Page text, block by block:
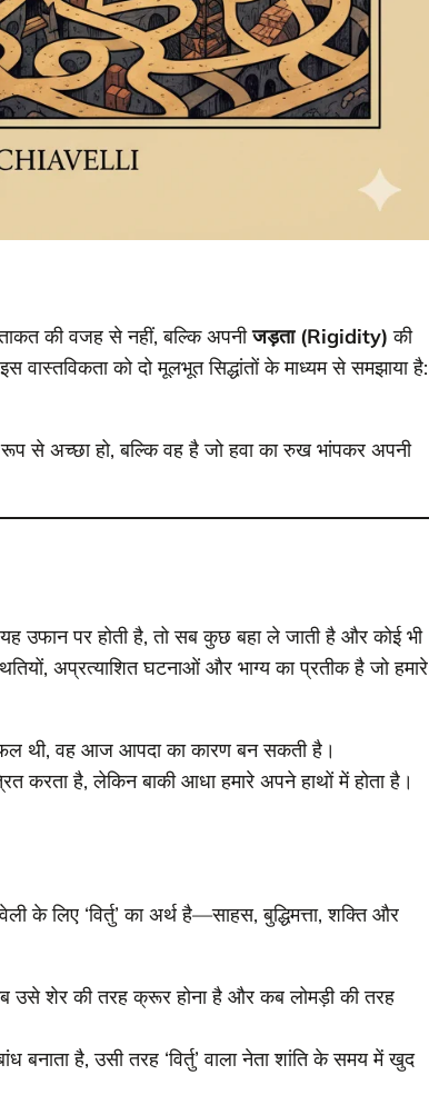
की वजह से नहीं, बल्कि अपनीजड़ता (Rigidity) की
वास्तविकता को दो मूलभूत सिद्धांतों के माध्यम से समझाया है:
से अच्छा हो, बल्कि वह है जो हवा का रुख भांपकर अपनी
उफान पर होती है, तो सब कुछ बहा ले जाती है और कोई भी
अप्रत्याशित घटनाओं और भाग्य का प्रतीक है जो हमारे
थी, वह आज आपदा का कारण बन सकती है।
करता है, लेकिन बाकी आधा हमारे अपने हाथों में होता है।
लिए ‘विर्तु’ का अर्थ है—साहस, बुद्धिमत्ता, शक्ति और
उसे शेर की तरह क्रूर होना है और कब लोमड़ी की तरह
है, उसी तरह ‘विर्तु’ वाला नेता शांति के समय में खुद